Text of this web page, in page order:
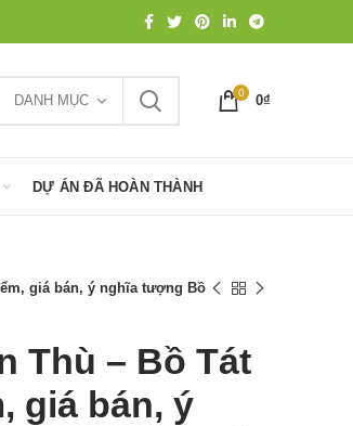
DANH MỤC 0 0₫
DỰ ÁN ĐÃ HOÀN THÀNH
giá bán, ý nghĩa tượng Bồ
Thù – Bồ Tát
giá bán, ý